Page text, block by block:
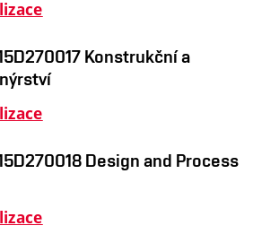
Konstrukční a
Design and Process